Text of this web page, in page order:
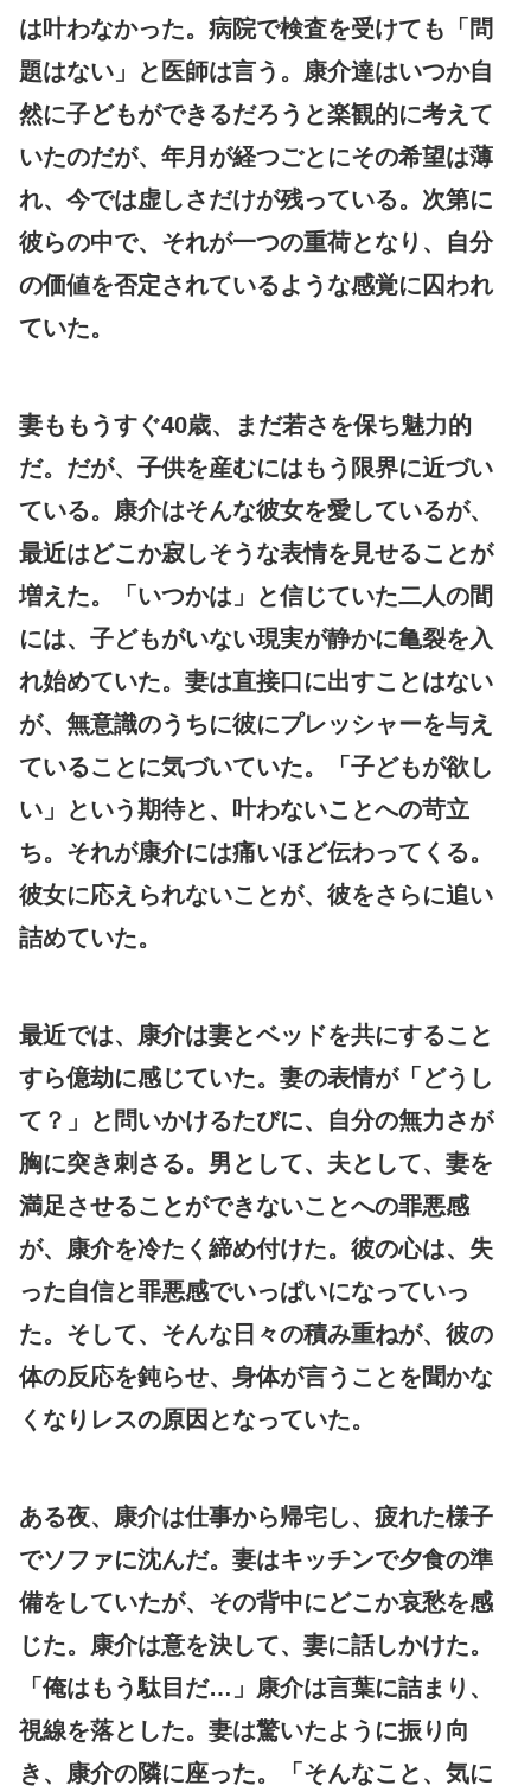
は叶わなかった。病院で検査を受けても「問
題はない」と医師は言う。康介達はいつか自
然に子どもができるだろうと楽観的に考えて
いたのだが、年月が経つごとにその希望は薄
れ、今では虚しさだけが残っている。次第に
彼らの中で、それが一つの重荷となり、自分
の価値を否定されているような感覚に囚われ
ていた。
妻ももうすぐ40歳、まだ若さを保ち魅力的
だ。だが、子供を産むにはもう限界に近づい
ている。康介はそんな彼女を愛しているが、
最近はどこか寂しそうな表情を見せることが
増えた。「いつかは」と信じていた二人の間
には、子どもがいない現実が静かに亀裂を入
れ始めていた。妻は直接口に出すことはない
が、無意識のうちに彼にプレッシャーを与え
ていることに気づいていた。「子どもが欲し
い」という期待と、叶わないことへの苛立
ち。それが康介には痛いほど伝わってくる。
彼女に応えられないことが、彼をさらに追い
詰めていた。
最近では、康介は妻とベッドを共にすること
すら億劫に感じていた。妻の表情が「どうし
て？」と問いかけるたびに、自分の無力さが
胸に突き刺さる。男として、夫として、妻を
満足させることができないことへの罪悪感
が、康介を冷たく締め付けた。彼の心は、失
った自信と罪悪感でいっぱいになっていっ
た。そして、そんな日々の積み重ねが、彼の
体の反応を鈍らせ、身体が言うことを聞かな
くなりレスの原因となっていた。
ある夜、康介は仕事から帰宅し、疲れた様子
でソファに沈んだ。妻はキッチンで夕食の準
備をしていたが、その背中にどこか哀愁を感
じた。康介は意を決して、妻に話しかけた。
「俺はもう駄目だ…」康介は言葉に詰まり、
視線を落とした。妻は驚いたように振り向
き、康介の隣に座った。「そんなこと、気に